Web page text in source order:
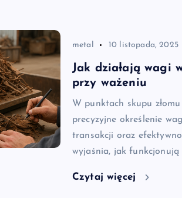
metal 10 listopada, 2025
Jak działają wagi
przy ważeniu
W punktach skupu
precyzyjne określenie
transakcji oraz
wyjaśnia, jak funkcjonują
Czytaj więcej